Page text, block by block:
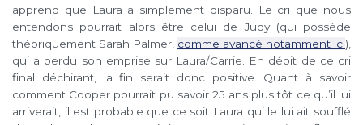
apprend que Laura a simplement disparu. Le cri que nous
entendons pourrait alors être celui de Judy (qui possède
théoriquement Sarah Palmer, comme avancé notamment ici),
qui a perdu son emprise sur Laura/Carrie. En dépit de ce cri
final déchirant, la fin serait donc positive. Quant à savoir
comment Cooper pourrait pu savoir 25 ans plus tôt ce qu’il lui
arriverait, il est probable que ce soit Laura qui le lui ait soufflé